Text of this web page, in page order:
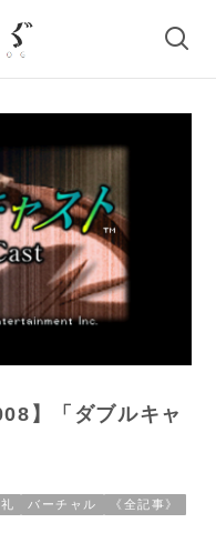
】「ダブルキャ
バーチャル
《全記事》